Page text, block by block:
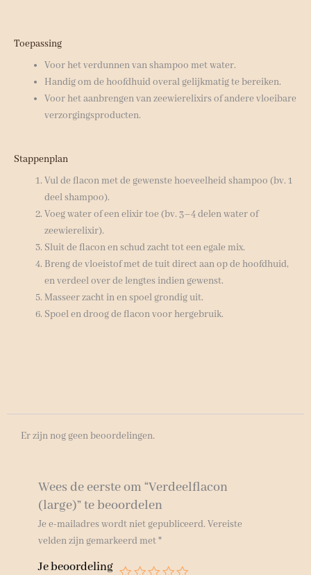
Toepassing
Voor het verdunnen van shampoo met water.
Handig om de hoofdhuid overal gelijkmatig te bereiken.
Voor het aanbrengen van zeewier­elixirs of andere vloeibare
verzorgingsproducten.
Stappenplan
Vul de flacon met de gewenste hoeveelheid shampoo (bv. 1
deel shampoo).
Voeg water of een elixir toe (bv. 3–4 delen water of
zeewierelixir).
Sluit de flacon en schud zacht tot een egale mix.
Breng de vloeistof met de tuit direct aan op de hoofdhuid,
en verdeel over de lengtes indien gewenst.
Masseer zacht in en spoel grondig uit.
Spoel en droog de flacon voor hergebruik.
Er zijn nog geen beoordelingen.
Wees de eerste om “Verdeelflacon
(large)” te beoordelen
Je e-mailadres wordt niet gepubliceerd. Vereiste
velden zijn gemarkeerd met*
Je beoordeling